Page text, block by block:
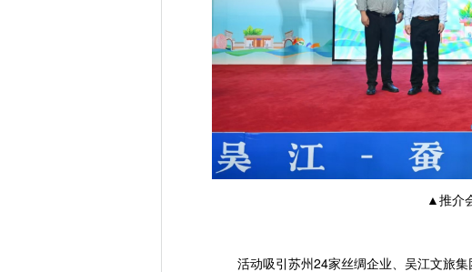
▲推介
活动吸引苏州24家丝绸企业、吴江文旅